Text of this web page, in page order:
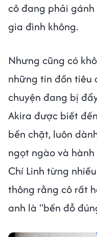
cô đang phải
gia đình không.
Nhưng cũng có
những tin đồn tiêu
chuyện đang bị
Akira được biết
bền chặt, luôn
ngọt ngào và
Chí Linh từng
thông rằng cô rất
anh là "bến đỗ